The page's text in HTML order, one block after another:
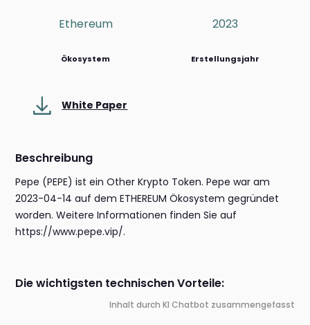
Ethereum
Ökosystem
2023
Erstellungsjahr
White Paper
Beschreibung
Pepe (PEPE) ist ein Other Krypto Token. Pepe war am
2023-04-14 auf dem ETHEREUM Ökosystem gegründet
worden. Weitere Informationen finden Sie auf
https://www.pepe.vip/.
Die wichtigsten technischen Vorteile:
Inhalt durch KI Chatbot zusammengefasst